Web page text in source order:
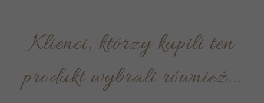
Klienci, którzy kupili ten
produkt wybrali również...